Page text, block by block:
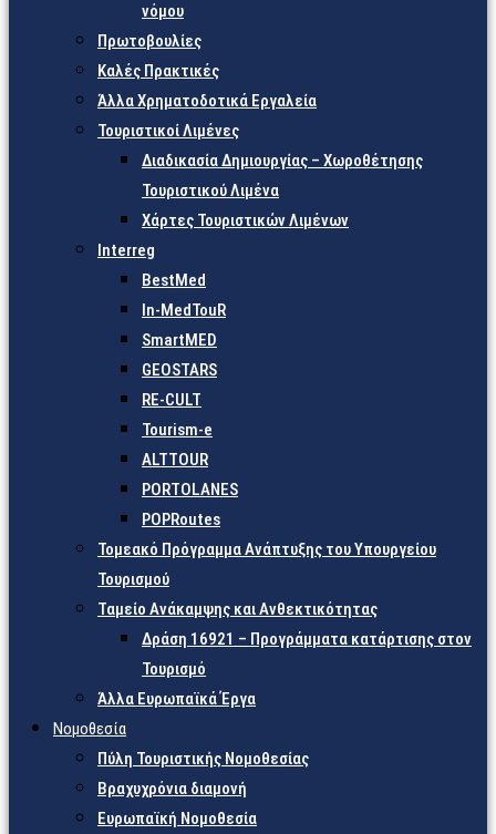
νόμου
Πρωτοβουλίες
Καλές Πρακτικές
Άλλα Χρηματοδοτικά Εργαλεία
Τουριστικοί Λιμένες
Διαδικασία Δημιουργίας – Χωροθέτησης
Τουριστικού Λιμένα
Χάρτες Τουριστικών Λιμένων
Interreg
BestMed
In-MedTouR
SmartMED
GEOSTARS
RE-CULT
Tourism-e
ALTTOUR
PORTOLANES
POPRoutes
Τομεακό Πρόγραμμα Ανάπτυξης του Υπουργείου
Τουρισμού
Ταμείο Ανάκαμψης και Ανθεκτικότητας
Δράση 16921 – Προγράμματα κατάρτισης στον
Τουρισμό
Άλλα Ευρωπαϊκά Έργα
Νομοθεσία
Πύλη Τουριστικής Νομοθεσίας
Βραχυχρόνια διαμονή
Ευρωπαϊκή Νομοθεσία